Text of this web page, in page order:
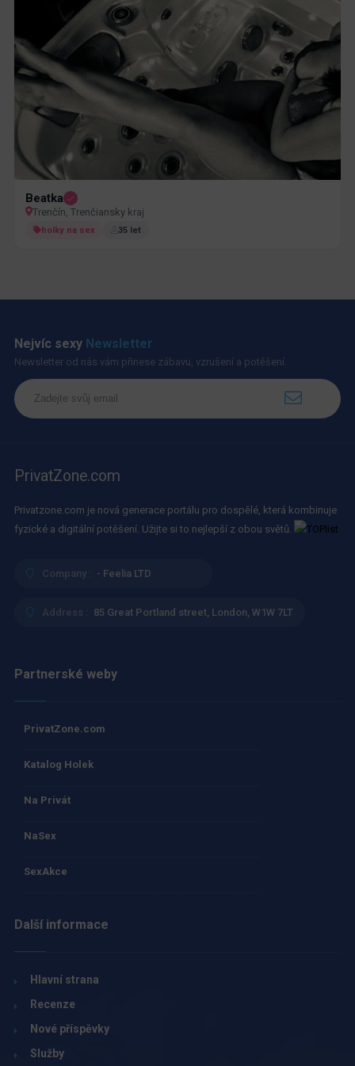
Beatka
Trenčín, Trenčiansky kraj
holky na sex 35 let
Nejvíc sexy Newsletter
Newsletter od nás vám přinese zábavu, vzrušení a potěšení.
PrivatZone.com
Privatzone.com je nová generace portálu pro dospělé, která kombinuje
fyzické a digitální potěšení. Užijte si to nejlepší z obou světů.
Company : - Feelia LTD
Address : 85 Great Portland street, London, W1W 7LT
Partnerské weby
PrivatZone.com
Katalog Holek
Na Privát
NaSex
SexAkce
Další informace
Hlavní strana
Recenze
Nové příspěvky
Služby